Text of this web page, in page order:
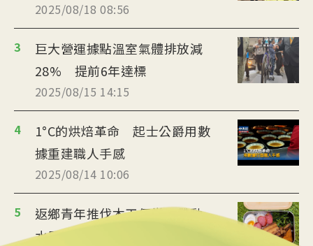
2025/08/18 08:56
3
巨大營運據點溫室氣體排放減
28% 提前6年達標
2025/08/15 14:15
4
1°C的烘焙革命 起士公爵用數
據重建職人手感
2025/08/14 10:06
5
返鄉青年推伐木工便當 帶動
水里觀光與減碳經濟